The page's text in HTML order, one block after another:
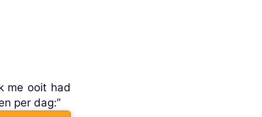
me ooit had
per dag:”